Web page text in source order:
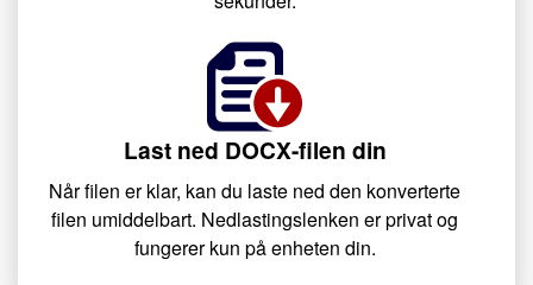
Last ned DOCX-filen din
Når filen er klar, kan du laste ned den konverterte
filen umiddelbart. Nedlastingslenken er privat og
fungerer kun på enheten din.